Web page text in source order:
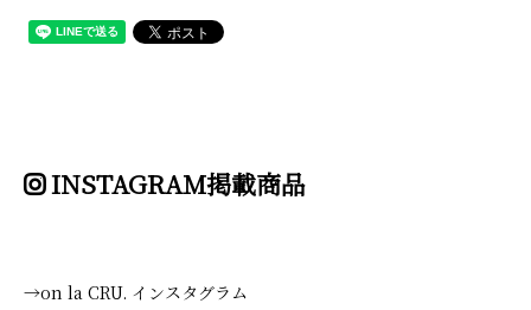
INSTAGRAM掲載商品
→on la CRU. インスタグラム